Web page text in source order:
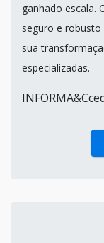
ganhado escala.
seguro e
sua
especializadas.